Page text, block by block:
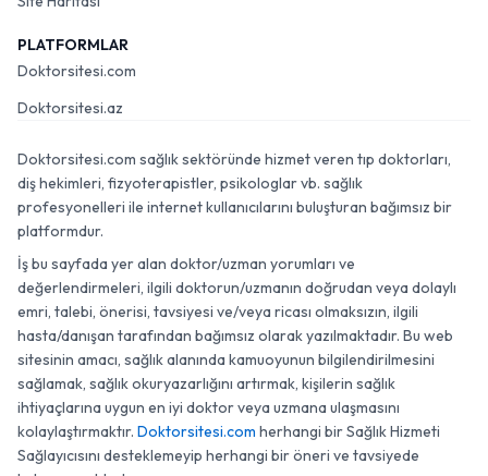
PLATFORMLAR
Doktorsitesi.com
Doktorsitesi.az
Doktorsitesi.com sağlık sektöründe hizmet veren tıp doktorları,
diş hekimleri, fizyoterapistler, psikologlar vb. sağlık
profesyonelleri ile internet kullanıcılarını buluşturan bağımsız bir
platformdur.
İş bu sayfada yer alan doktor/uzman yorumları ve
değerlendirmeleri, ilgili doktorun/uzmanın doğrudan veya dolaylı
emri, talebi, önerisi, tavsiyesi ve/veya ricası olmaksızın, ilgili
hasta/danışan tarafından bağımsız olarak yazılmaktadır. Bu web
sitesinin amacı, sağlık alanında kamuoyunun bilgilendirilmesini
sağlamak, sağlık okuryazarlığını artırmak, kişilerin sağlık
ihtiyaçlarına uygun en iyi doktor veya uzmana ulaşmasını
kolaylaştırmaktır. Doktorsitesi.com herhangi bir Sağlık Hizmeti
Sağlayıcısını desteklemeyip herhangi bir öneri ve tavsiyede